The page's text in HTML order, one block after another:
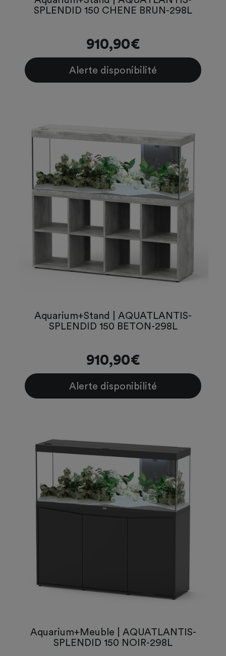
SPLENDID 150 CHENE BRUN-298L
910,90€
Alerte disponibilité
Aquarium+Stand | AQUATLANTIS-
SPLENDID 150 BETON-298L
910,90€
Alerte disponibilité
Aquarium+Meuble | AQUATLANTIS-
SPLENDID 150 NOIR-298L